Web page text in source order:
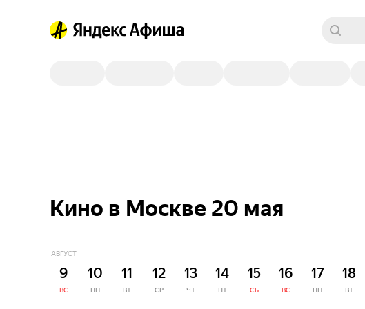
Кино в Москве 20 мая
АВГУСТ
9
ВС
10
ПН
11
ВТ
12
СР
13
ЧТ
14
ПТ
15
СБ
16
ВС
17
ПН
18
ВТ